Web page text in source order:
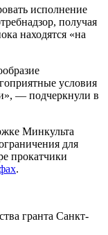
исполнение
получая
находятся «на
условия
— подчеркнули в
Минкульта
для
прокатчики
.
гранта Санкт-